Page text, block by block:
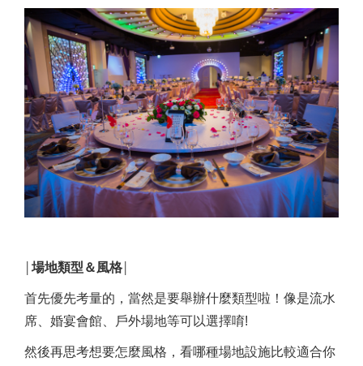
場地類型＆風格
首先優先考量的，當然是要舉辦什麼類型啦！像是流水
席、婚宴會館、戶外場地等可以選擇唷!
然後再思考想要怎麼風格，看哪種場地設施比較適合你